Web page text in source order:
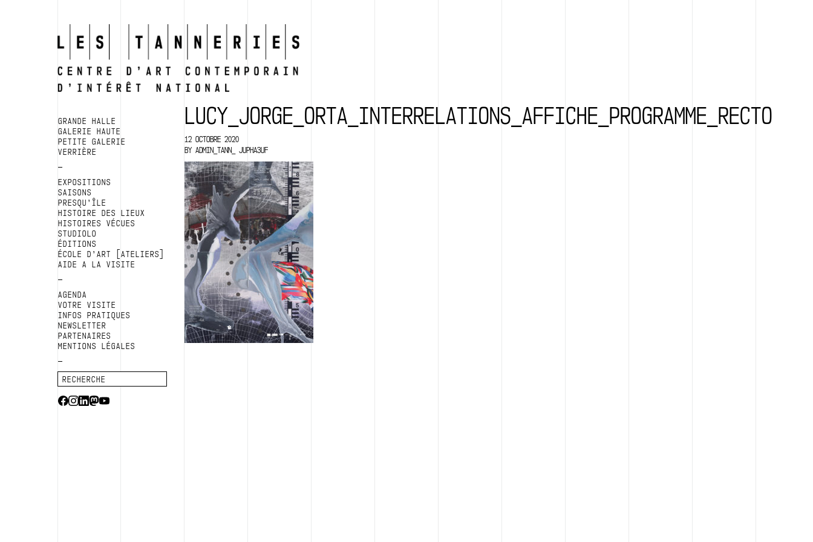
GRANDE HALLE
GALERIE HAUTE
PETITE GALERIE
VERRIÈRE
EXPOSITIONS
SAISONS
PRESQU’ÎLE
HISTOIRE DES LIEUX
HISTOIRES VÉCUES
STUDIOLO
ÉDITIONS
ÉCOLE D’ART [ATELIERS]
AIDE A LA VISITE
AGENDA
VOTRE VISITE
INFOS PRATIQUES
NEWSLETTER
PARTENAIRES
MENTIONS LÉGALES
LUCY_JORGE_ORTA_INTERRELATIONS_AFFICHE_PROGRAMME_RECTO
12 OCTOBRE 2020
BY ADMIN_TANN_ JUPHA3UF